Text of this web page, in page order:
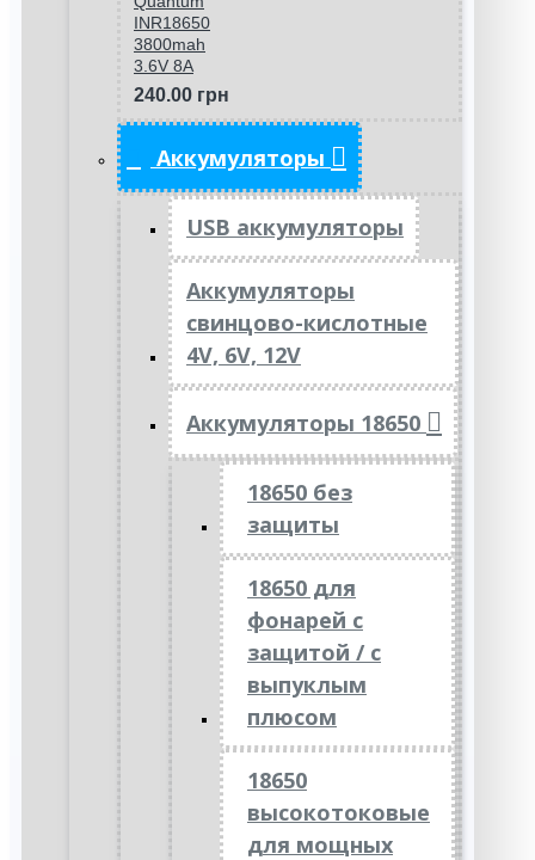
INR18650
3800mah
3.6V 8A
240.00 грн
Аккумуляторы
USB аккумуляторы
Аккумуляторы
свинцово-кислотные
4V, 6V, 12V
Аккумуляторы 18650
18650 без
защиты
18650 для
фонарей с
защитой / с
выпуклым
плюсом
18650
высокотоковые
для мощных